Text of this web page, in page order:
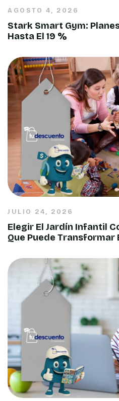
AGOSTO 4, 2026
Stark Smart Gym:
Hasta El 19 %
JULIO 24, 2026
Elegir El Jardín Infantil
Que Puede Transformar